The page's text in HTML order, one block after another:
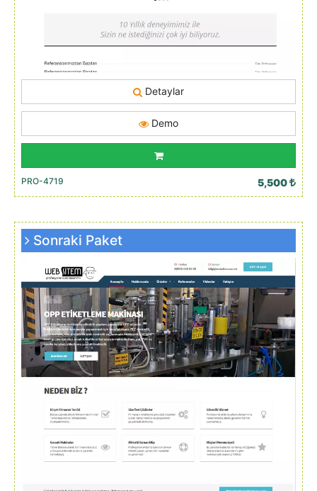
Detaylar
Demo
PRO-4719 5,500
Sonraki Paket